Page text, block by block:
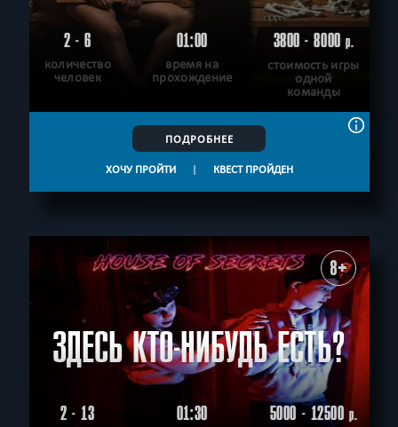
2 - 6
количество
человек
01:00
время на
прохождение
3800 - 8000р.
стоимость игры
одной
команды
ПОДРОБНЕЕ
ХОЧУ ПРОЙТИ | КВЕСТ ПРОЙДЕН
8+
ЗДЕСЬ КТО-НИБУДЬ ЕСТЬ?
2 - 13 01:30 5000 - 12500р.